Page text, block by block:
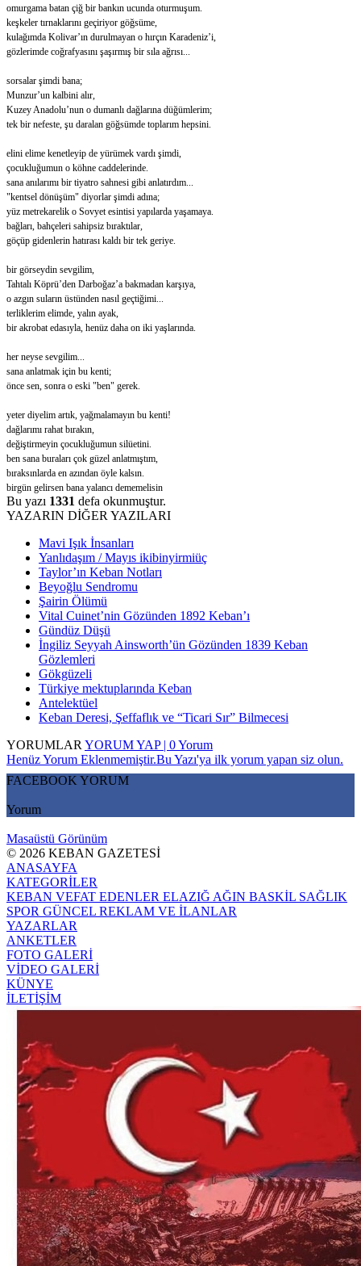
omurgama batan çiğ bir bankın ucunda oturmuşum.
keşkeler tırnaklarını geçiriyor göğsüme,
kulağımda Kolivar’ın durulmayan o hırçın Karadeniz’i,
gözlerimde coğrafyasını şaşırmış bir sıla ağrısı...
sorsalar şimdi bana;
Munzur’un kalbini alır,
Kuzey Anadolu’nun o dumanlı dağlarına düğümlerim;
tek bir nefeste, şu daralan göğsümde toplarım hepsini.
elini elime kenetleyip de yürümek vardı şimdi,
çocukluğumun o köhne caddelerinde.
sana anılarımı bir tiyatro sahnesi gibi anlatırdım...
"kentsel dönüşüm" diyorlar şimdi adına;
yüz metrekarelik o Sovyet esintisi yapılarda yaşamaya.
bağları, bahçeleri sahipsiz bıraktılar,
göçüp gidenlerin hatırası kaldı bir tek geriye.
bir görseydin sevgilim,
Tahtalı Köprü’den Darboğaz’a bakmadan karşıya,
o azgın suların üstünden nasıl geçtiğimi...
terliklerim elimde, yalın ayak,
bir akrobat edasıyla, henüz daha on iki yaşlarında.
her neyse sevgilim...
sana anlatmak için bu kenti;
önce sen, sonra o eski "ben" gerek.
yeter diyelim artık, yağmalamayın bu kenti!
dağlarımı rahat bırakın,
değiştirmeyin çocukluğumun silüetini.
ben sana buraları çok güzel anlatmıştım,
bıraksınlarda en azından öyle kalsın.
birgün gelirsen bana yalancı dememelisin
Bu yazı 1331 defa okunmuştur.
YAZARIN DİĞER YAZILARI
Mavi Işık İnsanları
Yanlıdaşım / Mayıs ikibinyirmiüç
Taylor’ın Keban Notları
Beyoğlu Sendromu
Şairin Ölümü
Vital Cuinet’nin Gözünden 1892 Keban’ı
Gündüz Düşü
İngiliz Seyyah Ainsworth’ün Gözünden 1839 Keban
Gözlemleri
Gökgüzeli
Türkiye mektuplarında Keban
Antelektüel
Keban Deresi, Şeffaflık ve “Ticari Sır” Bilmecesi
YORUMLAR YORUM YAP | 0 Yorum
Henüz Yorum Eklenmemiştir.Bu Yazı'ya ilk yorum yapan siz olun.
FACEBOOK YORUM
Yorum
Masaüstü Görünüm
© 2026 KEBAN GAZETESİ
ANASAYFA
KATEGORİLER
KEBAN VEFAT EDENLER ELAZIĞ AĞIN BASKİL SAĞLIK
SPOR GÜNCEL REKLAM VE İLANLAR
YAZARLAR
ANKETLER
FOTO GALERİ
VİDEO GALERİ
KÜNYE
İLETİŞİM